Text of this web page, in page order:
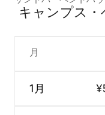
キャンプス
月
1月